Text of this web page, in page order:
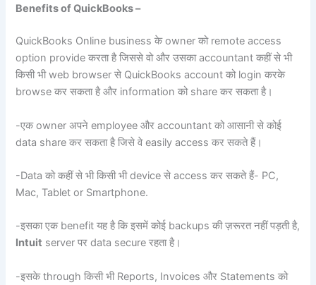
Benefits of QuickBooks –
QuickBooks Online business के owner को remote access
option provide करता है जिससे वो और उसका accountant कहीं से भी
किसी भी web browser से QuickBooks account को login करके
browse कर सकता है और information को share कर सकता है।
-एक owner अपने employee और accountant को आसानी से कोई
data share कर सकता है जिसे वे easily access कर सकते हैं।
-Data को कहीं से भी किसी भी device से access कर सकते हैं- PC,
Mac, Tablet or Smartphone.
-इसका एक benefit यह है कि इसमें कोई backups की ज़रूरत नहीं पड़ती है,
Intuit server पर data secure रहता है।
-इसके through किसी भी Reports, Invoices और Statements को